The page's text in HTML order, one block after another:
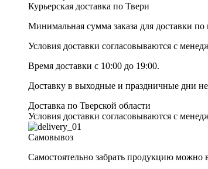
Курьерская доставка по Твери
Минимальная сумма заказа для доставки по
Условия доставки согласовываются с
Время доставки с 10:00 до 19:00.
Доставку в выходные и праздничные дни
Доставка по Тверской области
Условия доставки согласовываются с
Самовывоз
Самостоятельно забрать продукцию можно